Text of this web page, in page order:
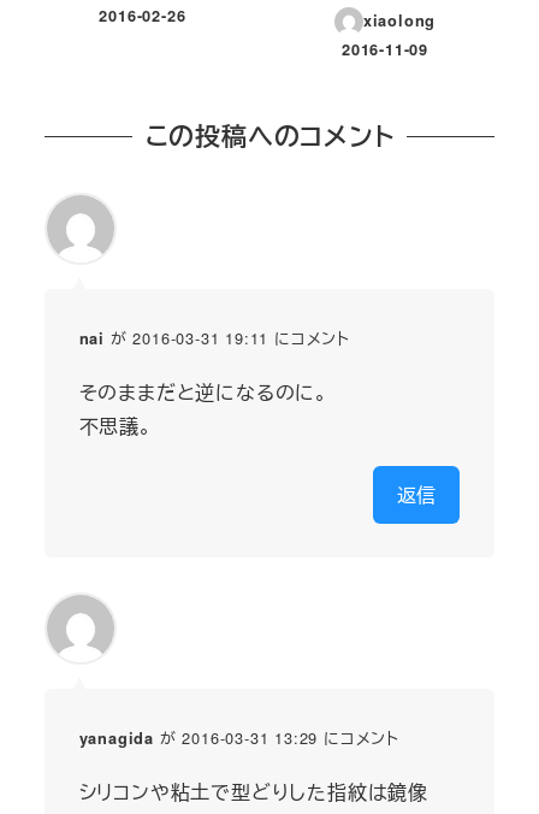
投稿日
2016-02-26
xiaolong
投稿日
2016-11-09
この投稿へのコメント
nai が 2016-03-31 19:11 にコメント
そのままだと逆になるのに。
不思議。
返信
yanagida が 2016-03-31 13:29 にコメント
シリコンや粘土で型どりした指紋は鏡像